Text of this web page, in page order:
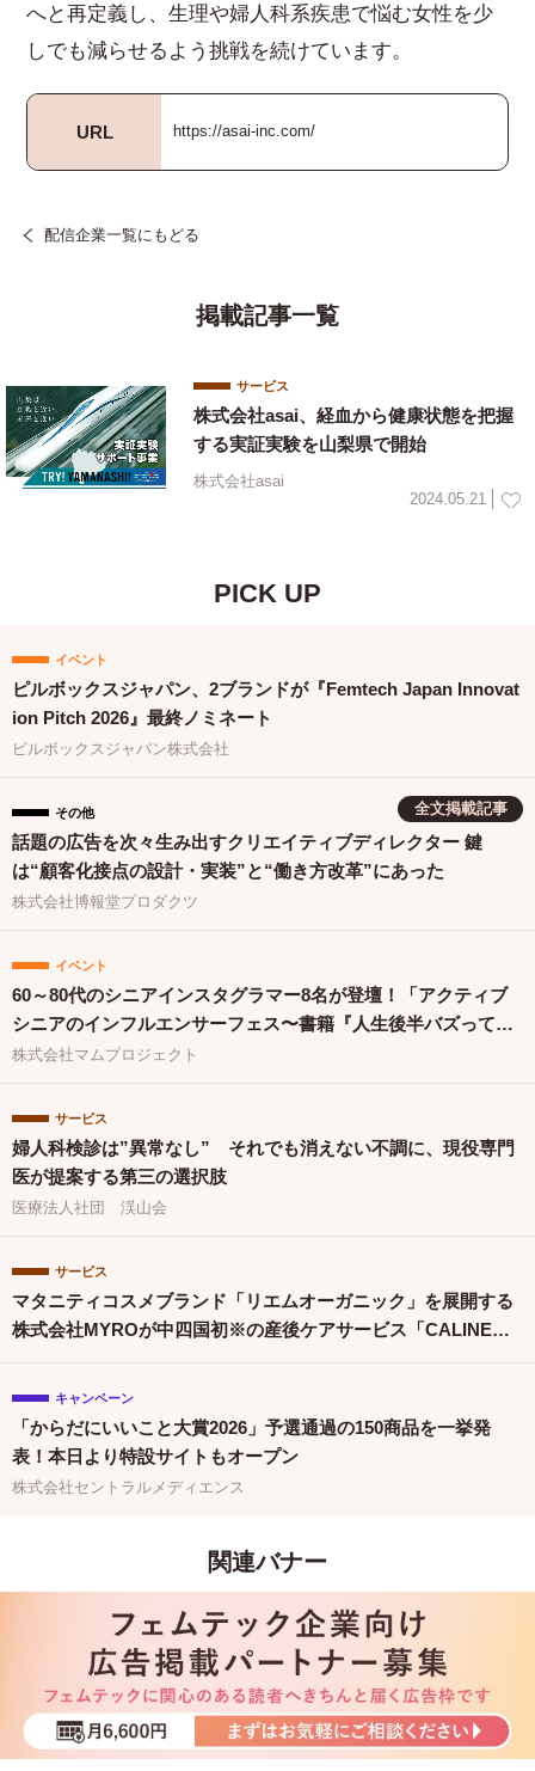
へと再定義し、生理や婦人科系疾患で悩む女性を少
しでも減らせるよう挑戦を続けています。
URL https://asai-inc.com/
配信企業一覧にもどる
掲載記事一覧
サービス
株式会社asai、経血から健康状態を把握
する実証実験を山梨県で開始
株式会社asai
2024.05.21
PICK UP
イベント
ピルボックスジャパン、2ブランドが『Femtech Japan Innovat
ion Pitch 2026』最終ノミネート
ピルボックスジャパン株式会社
全文掲載記事
その他
話題の広告を次々生み出すクリエイティブディレクター 鍵
は“顧客化接点の設計・実装”と“働き方改革”にあった
株式会社博報堂プロダクツ
イベント
60～80代のシニアインスタグラマー8名が登壇！「アクティブ
シニアのインフルエンサーフェス〜書籍『人生後半バズってま
す！』出版祝〜」を開催
株式会社マムプロジェクト
サービス
婦人科検診は”異常なし” それでも消えない不調に、現役専門
医が提案する第三の選択肢
医療法人社団 渓山会
サービス
マタニティコスメブランド「リエムオーガニック」を展開する
株式会社MYROが中四国初※の産後ケアサービス「CALINE」
キャンペーン
「からだにいいこと大賞2026」予選通過の150商品を一挙発
表！本日より特設サイトもオープン
株式会社セントラルメディエンス
関連バナー